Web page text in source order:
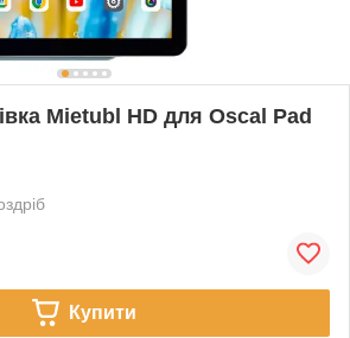
Mietubl HD для Oscal Pad
Купити